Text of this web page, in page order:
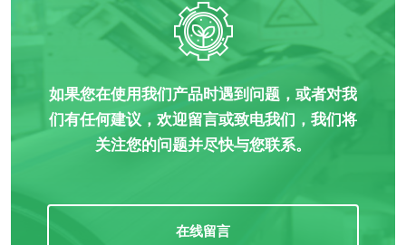
如果您在使用我们产品时遇到问题，或者对我
们有任何建议，欢迎留言或致电我们，我们将
关注您的问题并尽快与您联系。
在线留言